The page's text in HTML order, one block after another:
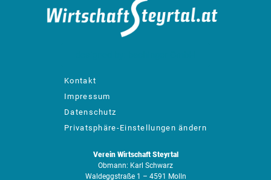
Kontakt
Impressum
Datenschutz
Privatsphäre-Einstellungen ändern
Verein Wirtschaft Steyrtal
Obmann: Karl Schwarz
Waldeggstraße 1 – 4591 Molln